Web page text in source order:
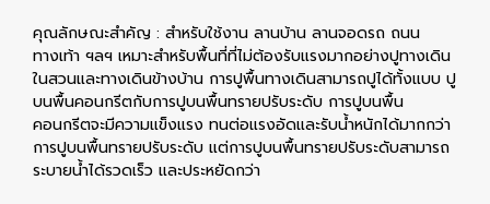
คุณลักษณะสำคัญ : สำหรับใช้งาน ลานบ้าน ลานจอดรถ ถนน
ทางเท้า ฯลฯ เหมาะสำหรับพื้นที่ที่ไม่ต้องรับแรงมากอย่างปูทางเดิน
ในสวนและทางเดินข้างบ้าน การปูพื้นทางเดินสามารถปูได้ทั้งแบบ ปู
บนพื้นคอนกรีตกับการปูบนพื้นทรายปรับระดับ การปูบนพื้น
คอนกรีตจะมีความแข็งแรง ทนต่อแรงอัดและรับน้ำหนักได้มากกว่า
การปูบนพื้นทรายปรับระดับ แต่การปูบนพื้นทรายปรับระดับสามารถ
ระบายน้ำได้รวดเร็ว และประหยัดกว่า